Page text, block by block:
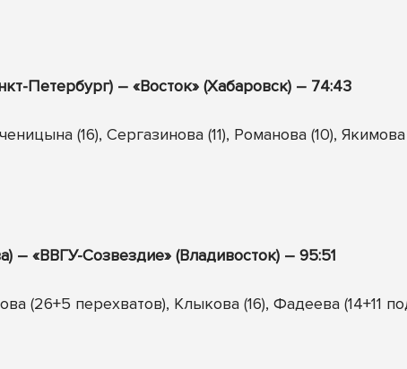
Петербург) – «Восток» (Хабаровск) – 74:43
(16), Сергазинова (11), Романова (10),
– «ВВГУ-Созвездие» (Владивосток) – 95:51
(26+5 перехватов), Клыкова (16), Фадеева (14+11